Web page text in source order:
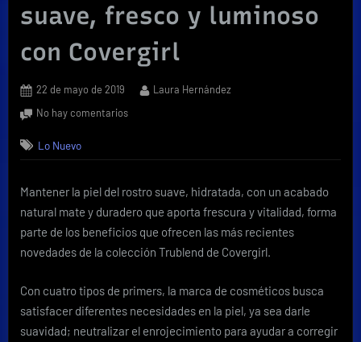
suave, fresco y luminoso
con Covergirl
Posted
on
22 de mayo de 2019 By
Laura Hernández
No hay comentariosen
un
suave,
fresco
y
luminoso
Lo Nuevo
Mantener la piel del rostro suave, hidratada, con un acabado
natural mate y duradero que aporta frescura y vitalidad, forma
parte de los beneficios que ofrecen las más recientes
novedades de la colección Trublend de Covergirl.
Con cuatro tipos de primers, la marca de cosméticos busca
satisfacer diferentes necesidades en la piel, ya sea darle
suavidad; neutralizar el enrojecimiento para ayudar a corregir